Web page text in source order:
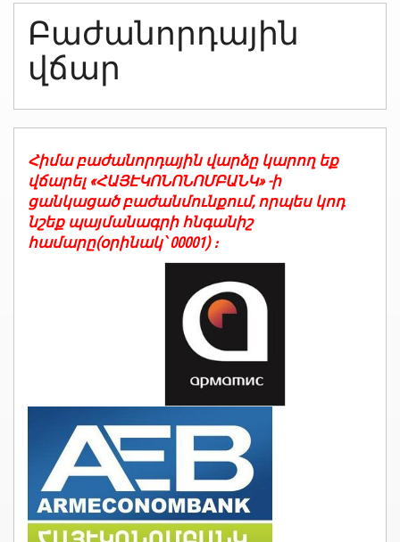
ԿԱՊ
ՏԵՂԵԿԱՏՎՈՒԹՅՈՒՆ
Բաժանորդային
վճար
Հիմա բաժանորդային վարձը կարող եք
վճարել «ՀԱՅԷԿՈՆՈՆՈՄԲԱՆԿ» -ի
ցանկացած բաժանմունքում, որպես կոդ
նշեք պայմանագրի հնգանիշ
համարը(օրինակ՝ 00001) ։